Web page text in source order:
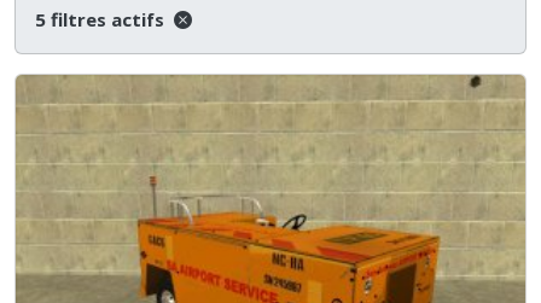
5 filtres actifs